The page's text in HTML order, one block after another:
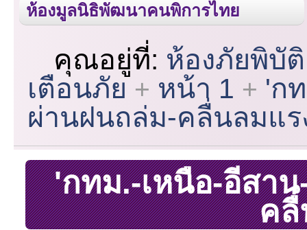
ห้องมูลนิธิพัฒนาคนพิการไทย
คุณอยู่ที่: ห้องภัยพิบัติ
เตือนภัย
หน้า 1
'ก
ผ่านฝนถล่ม-คลื่นลมแร
'กทม.-เหนือ-อีสา
คลื่